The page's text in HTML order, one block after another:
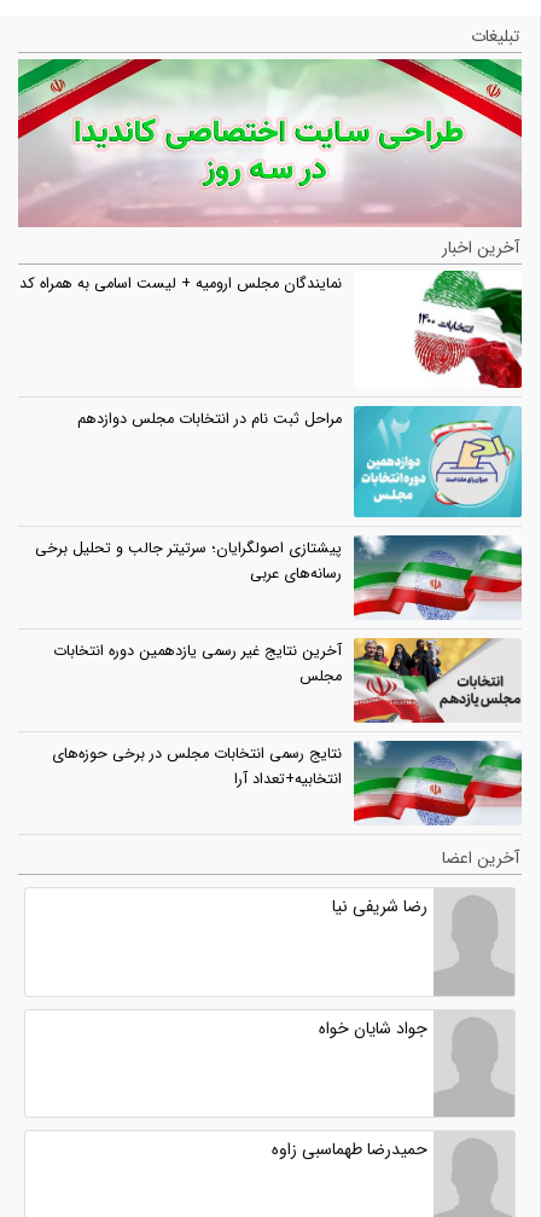
تبلیغات
آخرین اخبار
نمایندگان مجلس ارومیه + لیست اسامی به همراه کد
مراحل ثبت نام در انتخابات مجلس دوازدهم
پیشتازی اصولگرایان؛ سرتیتر جالب و تحلیل برخی
رسانه‌های عربی
آخرین نتایج غیر رسمی یازدهمین دوره انتخابات
مجلس
نتایج رسمی انتخابات مجلس در برخی حوزه‌های
انتخابیه+تعداد آرا
آخرین اعضا
رضا شریفی نیا
جواد شایان خواه
حمیدرضا طهماسبی زاوه